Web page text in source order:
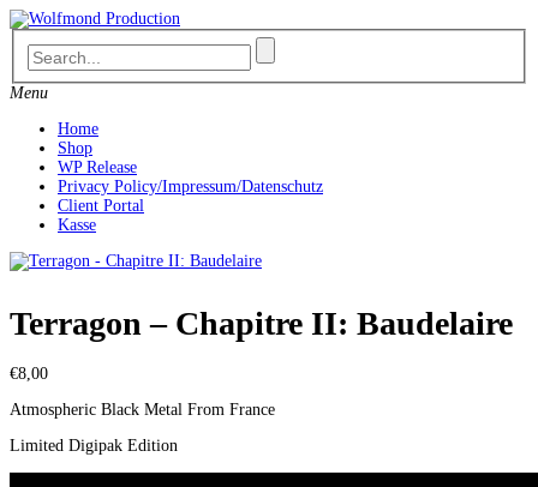
Skip
to
content
Menu
Home
Shop
WP Release
Privacy Policy/Impressum/Datenschutz
Client Portal
Kasse
Terragon – Chapitre II: Baudelaire
€8,00
Atmospheric Black Metal From France
Limited Digipak Edition